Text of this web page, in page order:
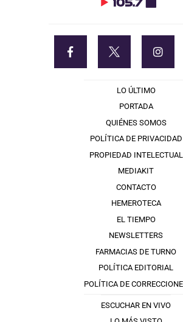
LO ÚLTIMO
PORTADA
QUIÉNES SOMOS
POLÍTICA DE PRIVACIDAD
PROPIEDAD INTELECTUAL
MEDIAKIT
CONTACTO
HEMEROTECA
EL TIEMPO
NEWSLETTERS
FARMACIAS DE TURNO
POLÍTICA EDITORIAL
POLÍTICA DE
ESCUCHAR EN VIVO